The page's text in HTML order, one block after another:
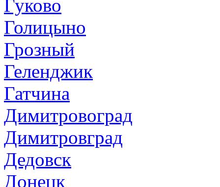
Гуково
Голицыно
Грозный
Геленджик
Гатчина
Димитровоград
Димитровград
Дедовск
Донецк